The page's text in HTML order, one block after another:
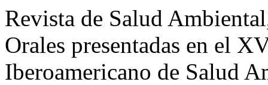
Revista de Salud
Orales presentadas en el
Iberoamericano de Salud